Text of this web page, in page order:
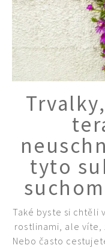
tyto
Také byste si chtěli
rostlinami, ale víte,
Nebo často